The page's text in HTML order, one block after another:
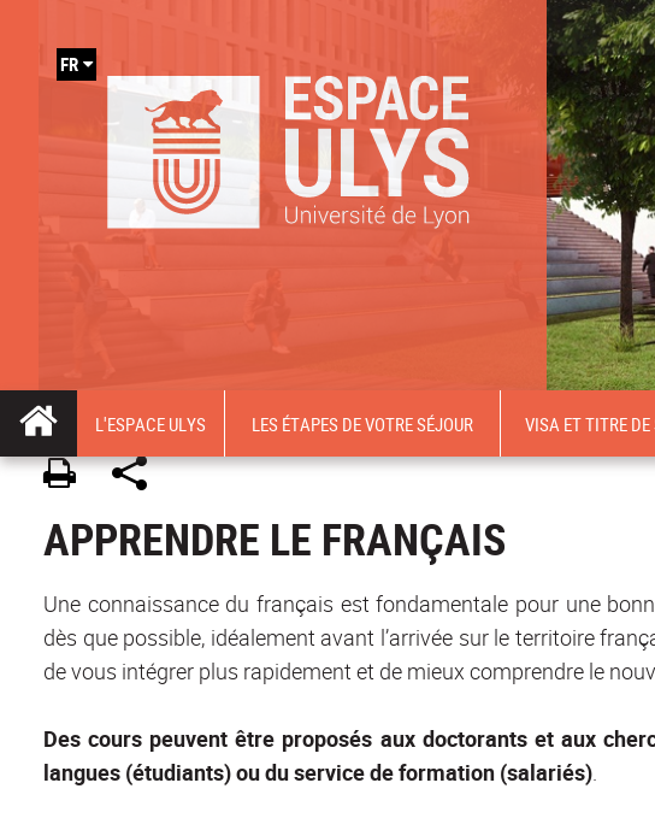
FR
L'ESPACE ULYS LES ÉTAPES DE VOTRE SÉJOUR VISA ET TITRE DE
APPRENDRE LE FRANÇAIS
Une connaissance du français est fondamentale pour une
dès que possible, idéalement avant l’arrivée sur le territoire
de vous intégrer plus rapidement et de mieux comprendre le
Des cours peuvent être proposés aux doctorants et aux
langues (étudiants) ou du service de formation (salariés).